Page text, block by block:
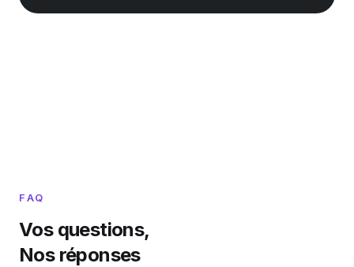
FAQ
Vos questions,
Nos réponses